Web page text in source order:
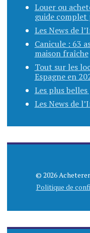
Louer ou
guide complet
Les News de
Canicule : 63
maison fraîche
Tout sur les
Espagne en
Les plus
Les News de
© 2026
Politique de